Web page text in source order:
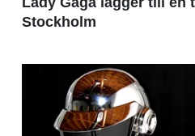
Stockholm